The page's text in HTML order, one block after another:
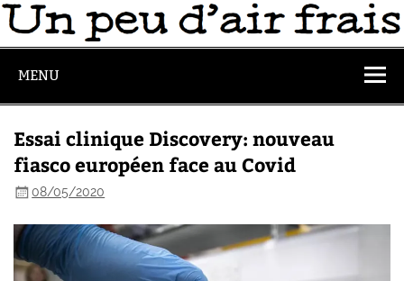
MENU
Essai clinique Discovery: nouveau
fiasco européen face au Covid
08/05/2020